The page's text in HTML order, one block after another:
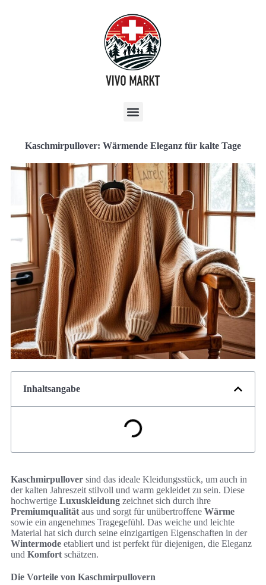
Kaschmirpullover: Wärmende Eleganz für kalte Tage
Inhaltsangabe
Kaschmirpullover sind das ideale Kleidungsstück, um auch in
der kalten Jahreszeit stilvoll und warm gekleidet zu sein. Diese
hochwertige Luxuskleidung zeichnet sich durch ihre
Premiumqualität aus und sorgt für unübertroffene Wärme
sowie ein angenehmes Tragegefühl. Das weiche und leichte
Material hat sich durch seine einzigartigen Eigenschaften in der
Wintermode etabliert und ist perfekt für diejenigen, die Eleganz
und Komfort schätzen.
Die Vorteile von Kaschmirpullovern